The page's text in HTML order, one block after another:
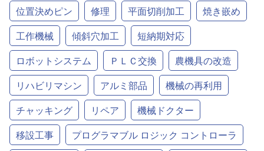
位置決めピン
修理 平面切削加工
焼き嵌め
工作機械
傾斜穴加工
短納期対応
ロボットシステム
ＰＬＣ交換
農機具の改造
リハビリマシン
アルミ部品
機械の再利用
チャッキング
リペア
機械ドクター
移設工事
プログラマブル ロジック コントローラ